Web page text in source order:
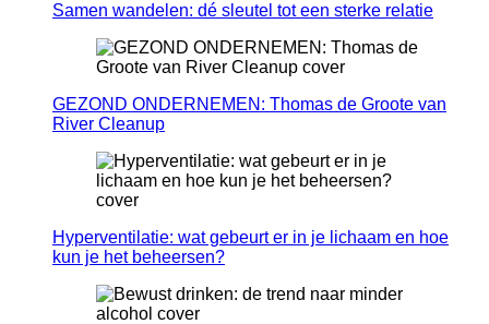
Samen wandelen: dé sleutel tot een sterke relatie
GEZOND ONDERNEMEN: Thomas de Groote van
River Cleanup
Hyperventilatie: wat gebeurt er in je lichaam en hoe
kun je het beheersen?